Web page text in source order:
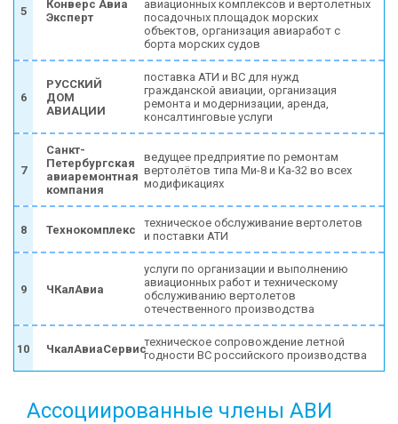
5
Конверс Авиа
Эксперт
авиационных комплексов и вертолетных
посадочных площадок морских
объектов, организация авиаработ с
борта морских судов
6
РУССКИЙ
ДОМ
АВИАЦИИ
поставка АТИ и ВС для нужд
гражданской авиации, организация
ремонта и модернизации, аренда,
консалтинговые услуги
7
Санкт-
Петербургская
авиаремонтная
компания
ведущее предприятие по ремонтам
вертолётов типа Ми-8 и Ка-32 во всех
модификациях
8 Технокомплекс
техническое обслуживание вертолетов
и поставки АТИ
9 ЧКалАвиа
услуги по организации и выполнению
авиационных работ и техническому
обслуживанию вертолетов
отечественного производства
10 ЧкалАвиаСервистехническое сопровождение летной
годности ВС российского производства
Ассоциированные члены АВИ